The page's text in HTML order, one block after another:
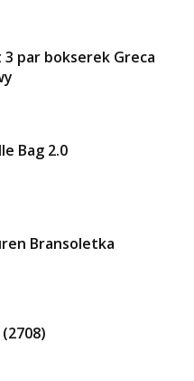
par bokserek Greca
Bag 2.0
Bransoletka